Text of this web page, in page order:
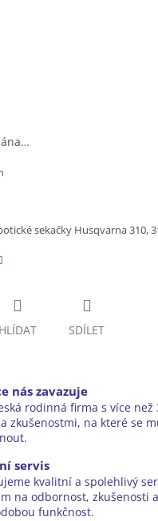
sekačky Husqvarna 310,
HLÍDAT SDÍLET
nás zavazuje
rodinná firma s více
zkušenostmi, na které se
servis
kvalitní a spolehlivý
na odbornost, zkušenosti a
funkčnost.